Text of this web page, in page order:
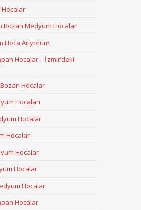
Bozan Medyum Hocalar
Hoca Arıyorum
Hocalar – İzmir’deki
Hocalar
Hocaları
Hocalar
Hocalar
Hocalar
Hocalar
Hocalar
Hocalar